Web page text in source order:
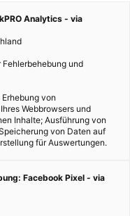
AN WIEN?
Welche
Analytics - via
und
Erhebung von
Webbrowsers und
Inhalte; Ausführung von
von Daten auf
für Auswertungen.
Facebook Pixel - via